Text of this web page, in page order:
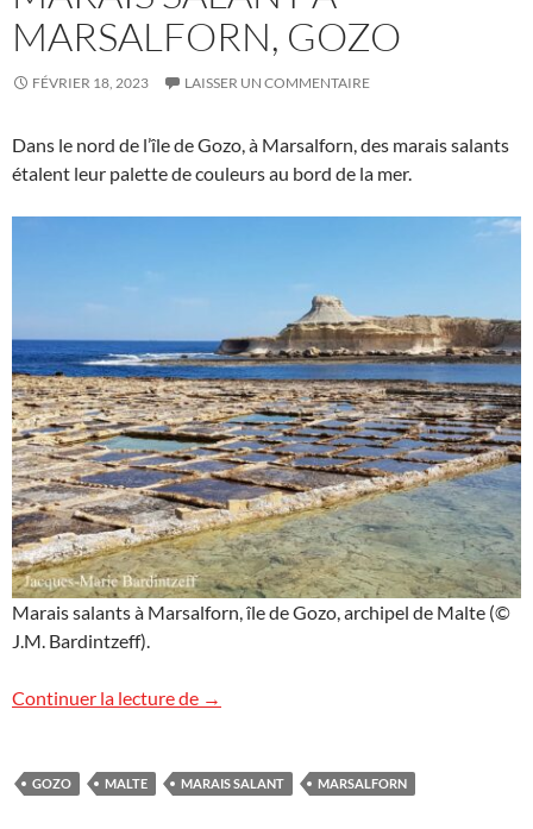
MARSALFORN, GOZO
FÉVRIER 18, 2023 LAISSER UN COMMENTAIRE
Dans le nord de l’île de Gozo, à Marsalforn, des marais salants
étalent leur palette de couleurs au bord de la mer.
Marais salants à Marsalforn, île de Gozo, archipel de Malte (©
J.M. Bardintzeff).
Continuer la lecture de Marais salant à Marsalforn, Gozo
→
GOZO MALTE MARAIS SALANT MARSALFORN